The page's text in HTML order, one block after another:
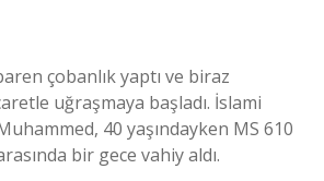
çobanlık yaptı ve biraz
uğraşmaya başladı. İslami
40 yaşındayken MS 610
bir gece vahiy aldı.